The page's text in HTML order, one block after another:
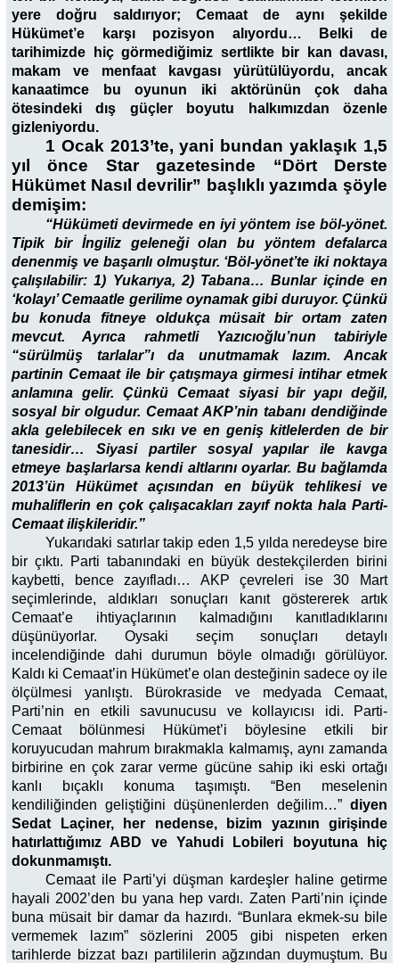
yere doğru saldırıyor; Cemaat de aynı şekilde
Hükümet’e karşı pozisyon alıyordu… Belki de
tarihimizde hiç görmediğimiz sertlikte bir kan davası,
makam ve menfaat kavgası yürütülüyordu, ancak
kanaatimce bu oyunun iki aktörünün çok daha
ötesindeki dış güçler boyutu halkımızdan özenle
gizleniyordu.
1 Ocak 2013’te, yani bundan yaklaşık 1,5
yıl önce Star gazetesinde “Dört Derste
Hükümet Nasıl devrilir” başlıklı yazımda şöyle
demişim:
“Hükümeti devirmede en iyi yöntem ise böl-yönet.
Tipik bir İngiliz geleneği olan bu yöntem defalarca
denenmiş ve başarılı olmuştur. ‘Böl-yönet’te iki noktaya
çalışılabilir: 1) Yukarıya, 2) Tabana… Bunlar içinde en
‘kolayı’ Cemaatle gerilime oynamak gibi duruyor. Çünkü
bu konuda fitneye oldukça müsait bir ortam zaten
mevcut. Ayrıca rahmetli Yazıcıoğlu’nun tabiriyle
“sürülmüş tarlalar”ı da unutmamak lazım. Ancak
partinin Cemaat ile bir çatışmaya girmesi intihar etmek
anlamına gelir. Çünkü Cemaat siyasi bir yapı değil,
sosyal bir olgudur. Cemaat AKP’nin tabanı dendiğinde
akla gelebilecek en sıkı ve en geniş kitlelerden de bir
tanesidir… Siyasi partiler sosyal yapılar ile kavga
etmeye başlarlarsa kendi altlarını oyarlar. Bu bağlamda
2013’ün Hükümet açısından en büyük tehlikesi ve
muhaliflerin en çok çalışacakları zayıf nokta hala Parti-
Cemaat ilişkileridir.”
Yukarıdaki satırlar takip eden 1,5 yılda neredeyse bire
bir çıktı. Parti tabanındaki en büyük destekçilerden birini
kaybetti, bence zayıfladı… AKP çevreleri ise 30 Mart
seçimlerinde, aldıkları sonuçları kanıt göstererek artık
Cemaat’e ihtiyaçlarının kalmadığını kanıtladıklarını
düşünüyorlar. Oysaki seçim sonuçları detaylı
incelendiğinde dahi durumun böyle olmadığı görülüyor.
Kaldı ki Cemaat’in Hükümet’e olan desteğinin sadece oy ile
ölçülmesi yanlıştı. Bürokraside ve medyada Cemaat,
Parti’nin en etkili savunucusu ve kollayıcısı idi. Parti-
Cemaat bölünmesi Hükümet’i böylesine etkili bir
koruyucudan mahrum bırakmakla kalmamış, aynı zamanda
birbirine en çok zarar verme gücüne sahip iki eski ortağı
kanlı bıçaklı konuma taşımıştı. “Ben meselenin
kendiliğinden geliştiğini düşünenlerden değilim…” diyen
Sedat Laçiner, her nedense, bizim yazının girişinde
hatırlattığımız ABD ve Yahudi Lobileri boyutuna hiç
dokunmamıştı.
Cemaat ile Parti’yi düşman kardeşler haline getirme
hayali 2002’den bu yana hep vardı. Zaten Parti’nin içinde
buna müsait bir damar da hazırdı. “Bunlara ekmek-su bile
vermemek lazım” sözlerini 2005 gibi nispeten erken
tarihlerde bizzat bazı partililerin ağzından duymuştum. Bu